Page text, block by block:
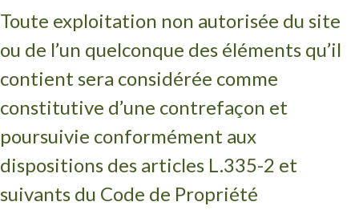
Toute exploitation non autorisée du site
ou de l’un quelconque des éléments qu’il
contient sera considérée comme
constitutive d’une contrefaçon et
poursuivie conformément aux
dispositions des articles L.335-2 et
suivants du Code de Propriété